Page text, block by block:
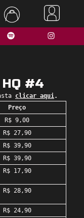
HQ #4
clicar aqui.
Preço
R$ 9,00
R$ 27,90
R$ 39,90
R$ 39,90
R$ 17,90
R$ 28,90
R$ 24,90